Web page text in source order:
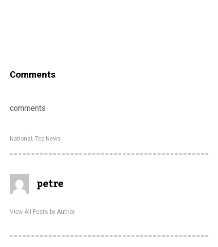
Comments
comments
National , Top News
petre
View All Posts by Author